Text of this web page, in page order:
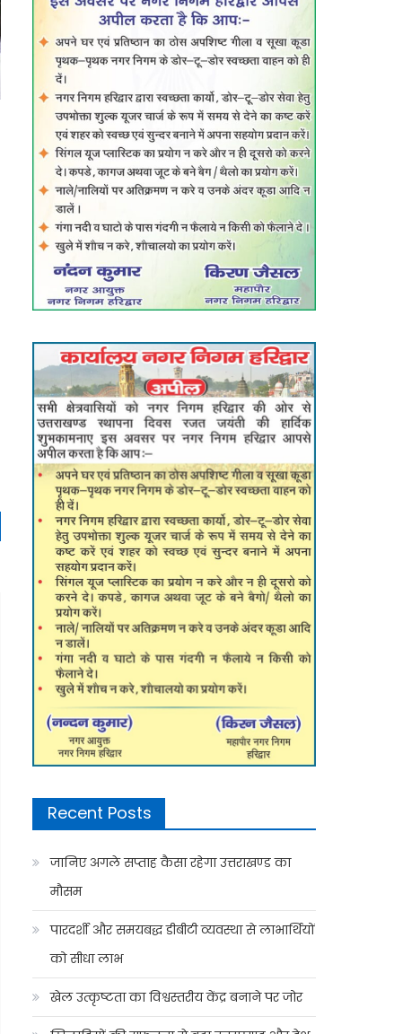
Recent Posts
जानिए अगले सप्ताह कैसा रहेगा उत्तराखण्ड का
मौसम
पारदर्शी और समयबद्ध डीबीटी व्यवस्था से लाभार्थियों
को सीधा लाभ
खेल उत्कृष्टता का विश्वस्तरीय केंद्र बनाने पर जोर